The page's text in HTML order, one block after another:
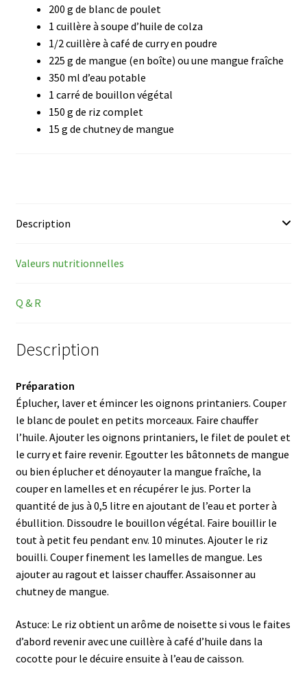
Blog
Shop LR Officiel
Devenir Partenaire LR
200 g de blanc de poulet
1 cuillère à soupe d’huile de colza
1/2 cuillère à café de curry en poudre
225 g de mangue (en boîte) ou une mangue fraîche
350 ml d’eau potable
1 carré de bouillon végétal
150 g de riz complet
15 g de chutney de mangue
Description
Valeurs nutritionnelles
Q & R
Description
Préparation
Éplucher, laver et émincer les oignons printaniers. Couper
le blanc de poulet en petits morceaux. Faire chauffer
l’huile. Ajouter les oignons printaniers, le filet de poulet et
le curry et faire revenir. Egoutter les bâtonnets de mangue
ou bien éplucher et dénoyauter la mangue fraîche, la
couper en lamelles et en récupérer le jus. Porter la
quantité de jus à 0,5 litre en ajoutant de l’eau et porter à
ébullition. Dissoudre le bouillon végétal. Faire bouillir le
tout à petit feu pendant env. 10 minutes. Ajouter le riz
bouilli. Couper finement les lamelles de mangue. Les
ajouter au ragout et laisser chauffer. Assaisonner au
chutney de mangue.
Astuce: Le riz obtient un arôme de noisette si vous le faites
d’abord revenir avec une cuillère à café d’huile dans la
cocotte pour le décuire ensuite à l’eau de caisson.